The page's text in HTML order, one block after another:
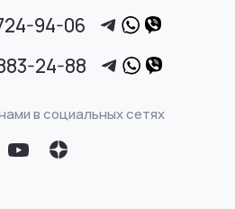
94-06
24-88
в социальных сетях